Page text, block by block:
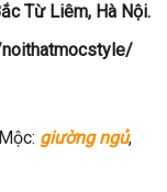
Từ Liêm, Hà Nội.
giường ngủ,